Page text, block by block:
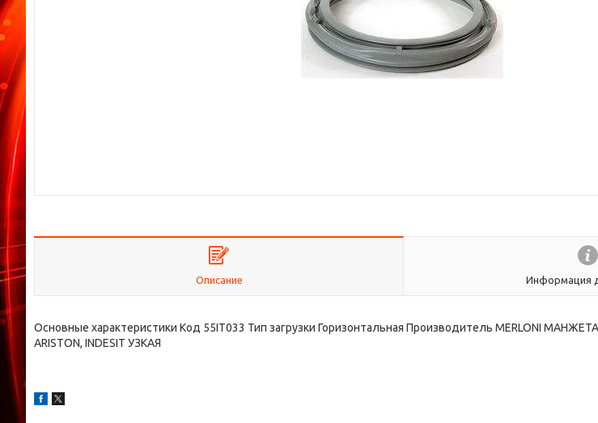
Описание Информация
Основные характеристики Код 55IT033 Тип загрузки Горизонтальная Производитель MERLONI
ARISTON, INDESIT УЗКАЯ